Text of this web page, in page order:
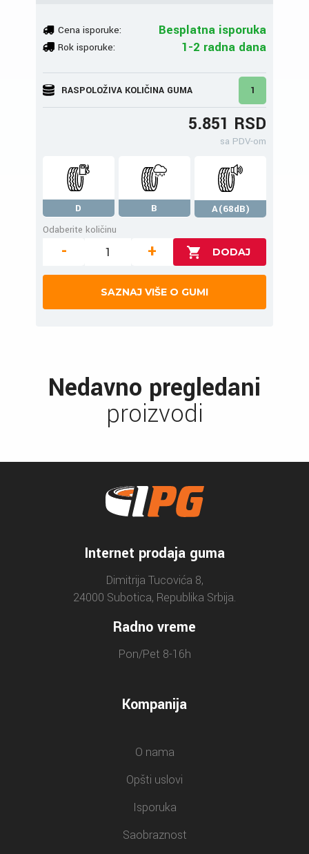
Cena isporuke: Besplatna isporuka
Rok isporuke: 1-2 radna dana
RASPOLOŽIVA KOLIČINA GUMA 1
5.851 RSD
sa PDV-om
D B
A(68dB)
Odaberite količinu
- +
SAZNAJ VIŠE O GUMI
Nedavno pregledani
proizvodi
Internet prodaja guma
Dimitrija Tucovića 8,
24000 Subotica, Republika Srbija.
Radno vreme
Pon/Pet 8-16h
Kompanija
O nama
Opšti uslovi
Isporuka
Saobraznost